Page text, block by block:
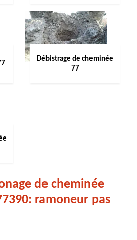
Débistrage de cheminée
77
de cheminée
ramoneur pas